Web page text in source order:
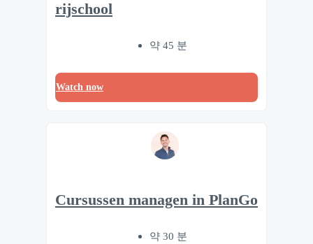
rijschool
약 45 분
Watch now
Cursussen managen in PlanGo
약 30 분